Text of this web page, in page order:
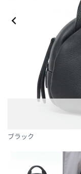
ブラック